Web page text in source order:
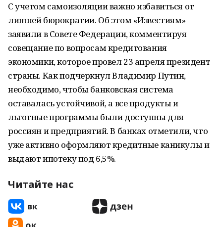
С учетом самоизоляции важно избавиться от
лишней бюрократии. Об этом «Известиям»
заявили в Совете Федерации, комментируя
совещание по вопросам кредитования
экономики, которое провел 23 апреля президент
страны. Как подчеркнул Владимир Путин,
необходимо, чтобы банковская система
оставалась устойчивой, а все продукты и
льготные программы были доступны для
россиян и предприятий. В банках отметили, что
уже активно оформляют кредитные каникулы и
выдают ипотеку под 6,5%.
Читайте нас